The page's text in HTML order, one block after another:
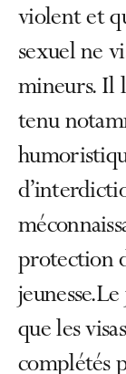
violent et
sexuel ne
mineurs. Il
tenu
protection
que les
complétés